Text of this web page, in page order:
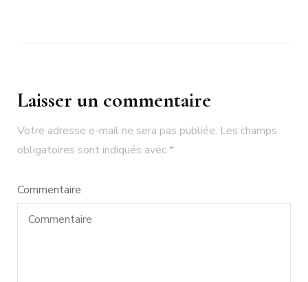
Laisser un commentaire
Votre adresse e-mail ne sera pas publiée. Les champs
obligatoires sont indiqués avec*
Commentaire